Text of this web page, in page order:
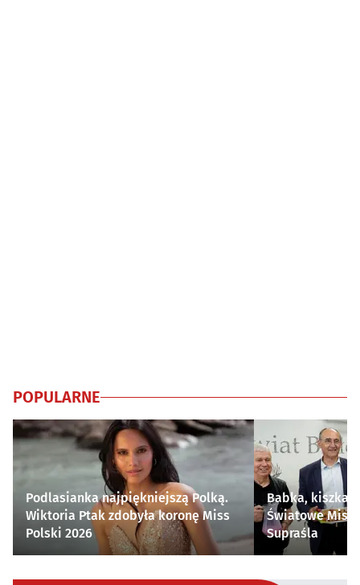
POPULARNE
Podlasianka najpiękniejszą Polką.
Wiktoria Ptak zdobyła koronę Miss
Polski 2026
Babka, kiszka i
Światowe
Supraśla